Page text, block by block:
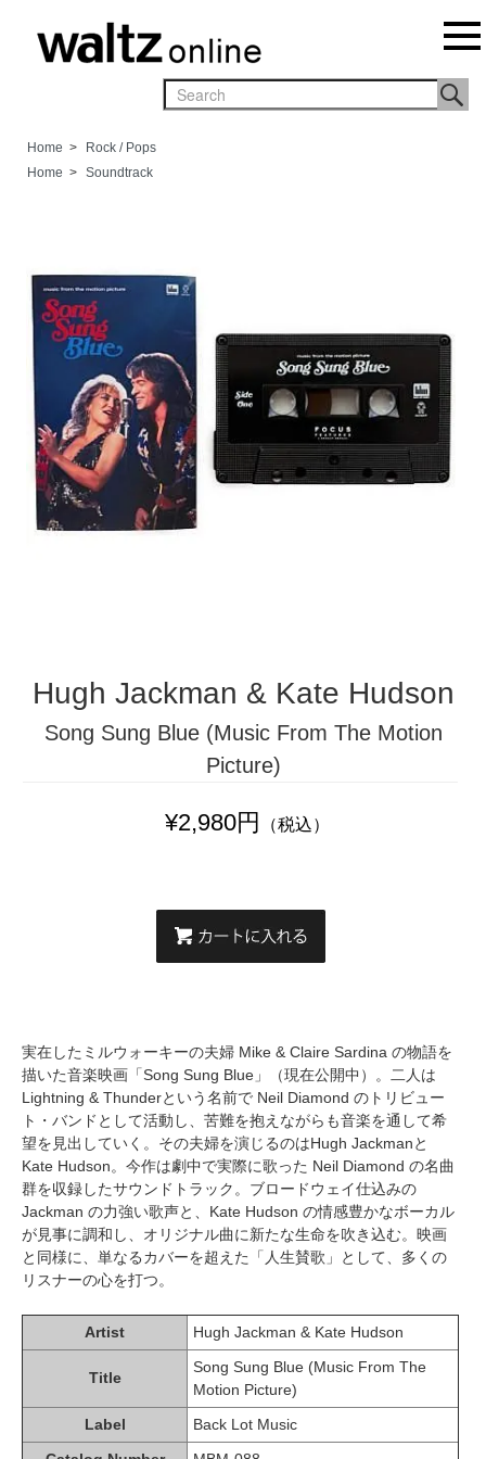
Home >
Rock / Pops
Home > Soundtrack
Hugh Jackman & Kate Hudson
Song Sung Blue (Music From The Motion
Picture)
¥2,980円 （税込）
実在したミルウォーキーの夫婦 Mike & Claire Sardina の物語を
描いた音楽映画「Song Sung Blue」（現在公開中）。二人は
Lightning & Thunderという名前で Neil Diamond のトリビュー
ト・バンドとして活動し、苦難を抱えながらも音楽を通して希
望を見出していく。その夫婦を演じるのはHugh Jackmanと
Kate Hudson。今作は劇中で実際に歌った Neil Diamond の名曲
群を収録したサウンドトラック。ブロードウェイ仕込みの
Jackman の力強い歌声と、Kate Hudson の情感豊かなボーカル
が見事に調和し、オリジナル曲に新たな生命を吹き込む。映画
と同様に、単なるカバーを超えた「人生賛歌」として、多くの
リスナーの心を打つ。
Artist Hugh Jackman & Kate Hudson
Title
Song Sung Blue (Music From The
Motion Picture)
Label
Back Lot Music